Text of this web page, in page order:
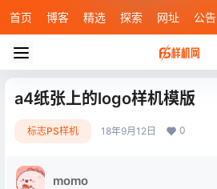
首页 博客 精选 探索 网址 公告
a4纸张上的logo样机模版
标志PS样机 18年9月12日 0
momo